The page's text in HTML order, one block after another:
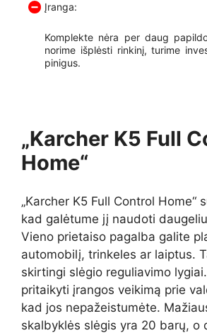
Įranga:
Komplekte nėra per daug
norime išplėsti rinkinį, turime
pinigus.
„Karcher K5 Full
Home“
„Karcher K5 Full Control Home“
kad galėtume jį naudoti
Vieno prietaiso pagalba galite
automobilį, trinkeles ar laiptus.
skirtingi slėgio reguliavimo
pritaikyti įrangos veikimą prie
kad jos nepažeistumėte.
skalbyklės slėgis yra 20 barų, o